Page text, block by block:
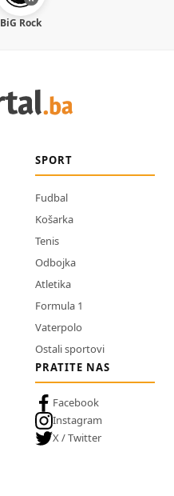
BiG Rock
SPORT
Fudbal
Košarka
Tenis
Odbojka
Atletika
Formula 1
Vaterpolo
Ostali sportovi
PRATITE NAS
Facebook
Instagram
X / Twitter